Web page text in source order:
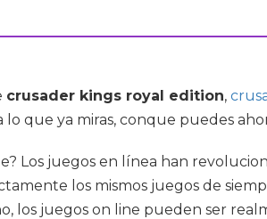
crusader kings royal edition,
que ya miras, conque puedes
Los juegos en línea han
los mismos juegos de
los juegos on line pueden ser